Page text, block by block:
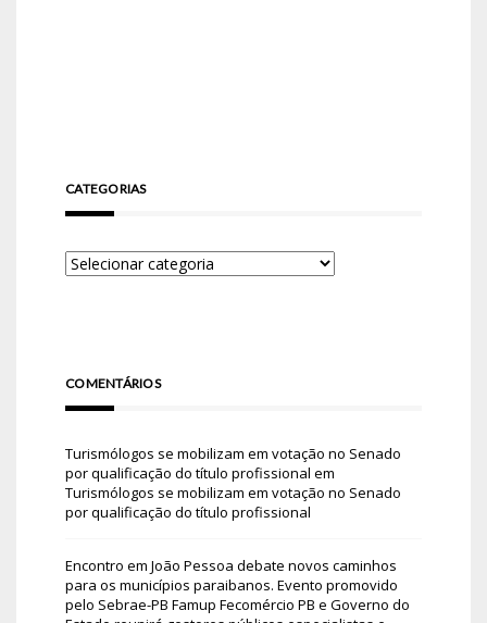
CATEGORIAS
COMENTÁRIOS
Turismólogos se mobilizam em votação no Senado
por qualificação do título profissional em
Turismólogos se mobilizam em votação no Senado
por qualificação do título profissional
Encontro em João Pessoa debate novos caminhos
para os municípios paraibanos. Evento promovido
pelo Sebrae-PB Famup Fecomércio PB e Governo do